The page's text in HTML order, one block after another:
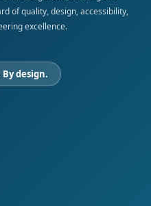
of quality, design, accessibility,
excellence.
design.